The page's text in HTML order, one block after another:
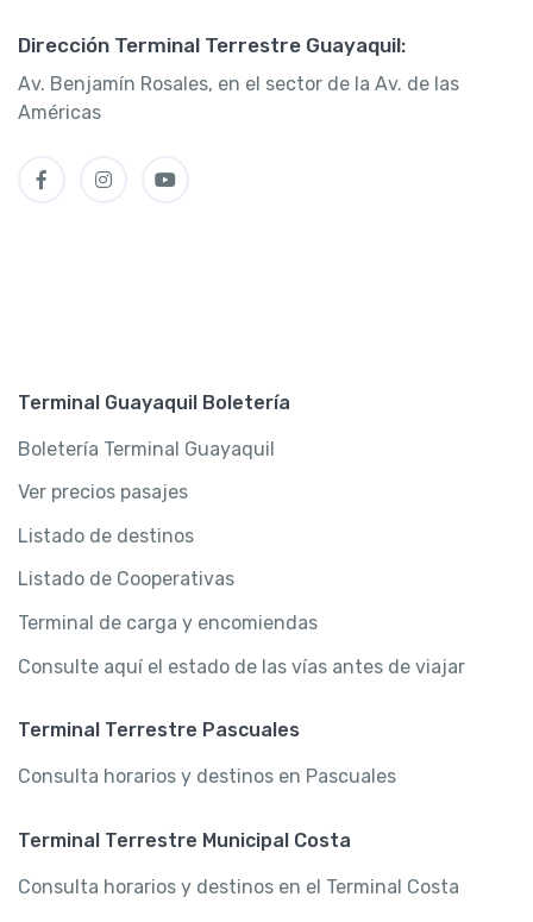
Dirección Terminal Terrestre Guayaquil:
Av. Benjamín Rosales, en el sector de la Av. de las
Américas
Terminal Guayaquil Boletería
Boletería Terminal Guayaquil
Ver precios pasajes
Listado de destinos
Listado de Cooperativas
Terminal de carga y encomiendas
Consulte aquí el estado de las vías antes de viajar
Terminal Terrestre Pascuales
Consulta horarios y destinos en Pascuales
Terminal Terrestre Municipal Costa
Consulta horarios y destinos en el Terminal Costa